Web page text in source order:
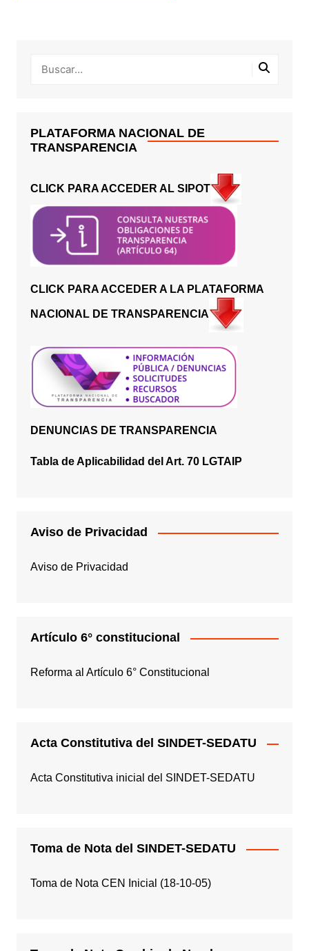
PLATAFORMA NACIONAL DE
TRANSPARENCIA
CLICK PARA ACCEDER AL SIPOT
CLICK PARA ACCEDER A LA PLATAFORMA
NACIONAL DE TRANSPARENCIA
DENUNCIAS DE TRANSPARENCIA
Tabla de Aplicabilidad del Art. 70 LGTAIP
Aviso de Privacidad
Aviso de Privacidad
Artículo 6° constitucional
Reforma al Artículo 6° Constitucional
Acta Constitutiva del SINDET-SEDATU
Acta Constitutiva inicial del SINDET-SEDATU
Toma de Nota del SINDET-SEDATU
Toma de Nota CEN Inicial (18-10-05)